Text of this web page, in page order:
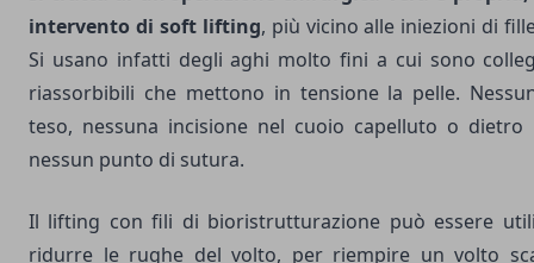
intervento di soft lifting, più vicino alle iniezioni di
Si usano infatti degli aghi molto fini a cui sono
riassorbibili che mettono in tensione la pelle.
teso, nessuna incisione nel cuoio capelluto o dietro
nessun punto di sutura.
Il lifting con fili di bioristrutturazione può essere
ridurre le rughe del volto, per riempire un volto